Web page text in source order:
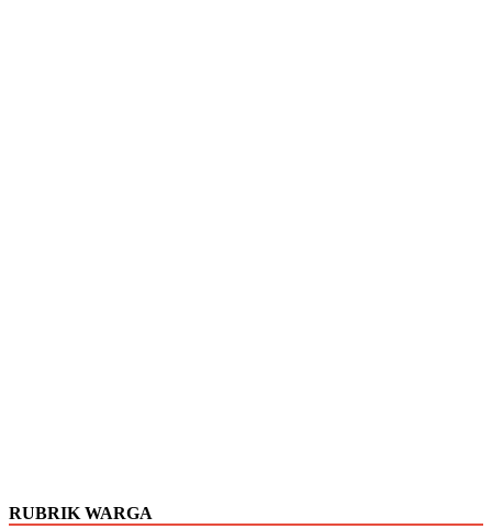
RUBRIK WARGA